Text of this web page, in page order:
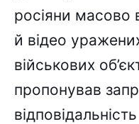
росіяни масово
й відео
військових
пропонував